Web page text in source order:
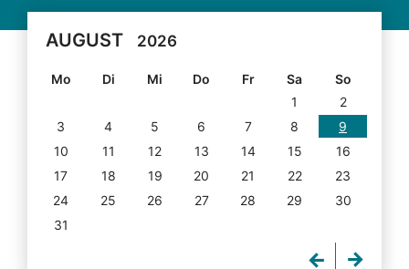
AUGUST 2026
Mo Di Mi Do Fr Sa
So
1
2
3
4 5 6 7 8
9
10
11 12 13 14 15
16
17
18 19 20 21 22
23
24
25 26 27 28 29
30
31